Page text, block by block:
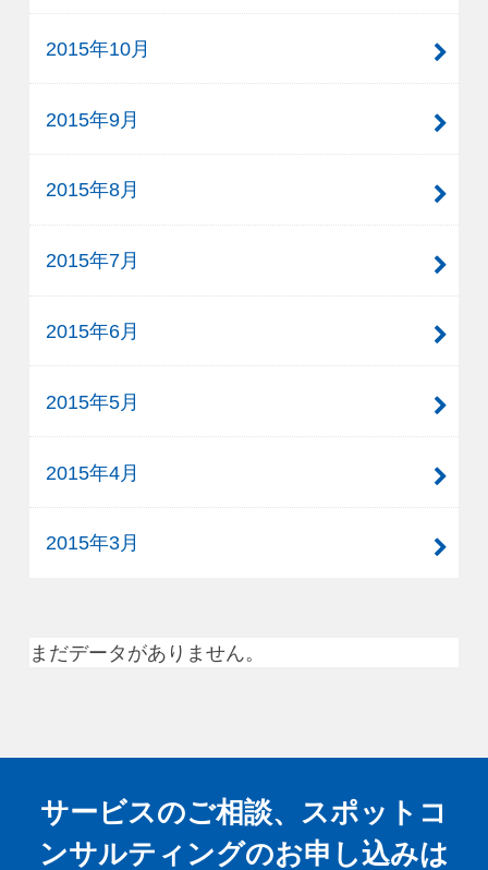
2015年10月
2015年9月
2015年8月
2015年7月
2015年6月
2015年5月
2015年4月
2015年3月
まだデータがありません。
サービスのご相談、スポットコ
ンサルティングのお申し込みは